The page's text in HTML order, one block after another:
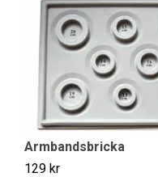
Armbandsbricka
129 kr